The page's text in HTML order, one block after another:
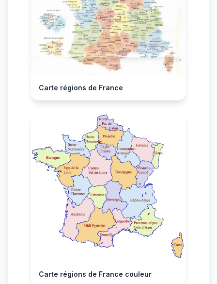
Carte régions de France
Carte régions de France couleur